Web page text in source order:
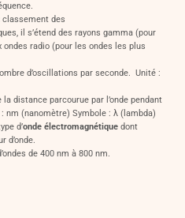
classement des
il s’étend des rayons gamma (pour
ondes radio (pour les ondes les plus
d’oscillations par seconde. Unité :
la distance parcourue par l’onde pendant
nm (nanomètre) Symbole : λ (lambda)
d’onde électromagnétique dont
d’onde.
de 400 nm à 800 nm.